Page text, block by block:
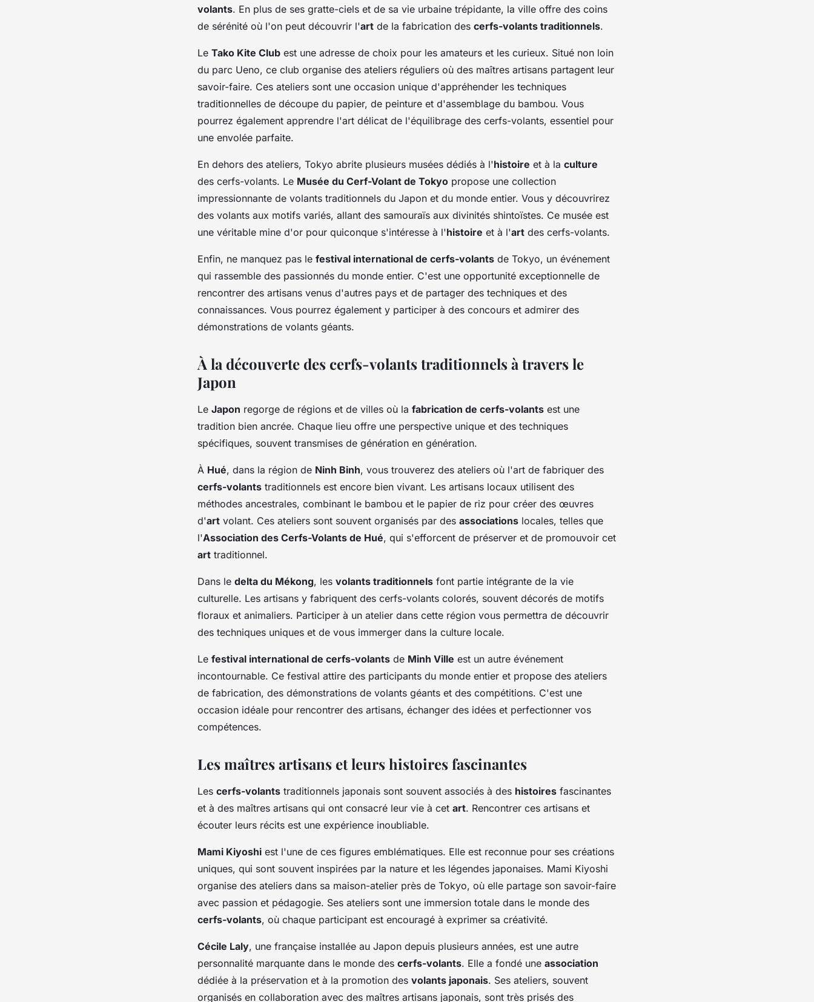
volants. En plus de ses gratte-ciels et de sa vie urbaine trépidante, la ville offre des coins
de sérénité où l'on peut découvrir l'art de la fabrication des cerfs-volants traditionnels.
Le Tako Kite Club est une adresse de choix pour les amateurs et les curieux. Situé non loin
du parc Ueno, ce club organise des ateliers réguliers où des maîtres artisans partagent leur
savoir-faire. Ces ateliers sont une occasion unique d'appréhender les techniques
traditionnelles de découpe du papier, de peinture et d'assemblage du bambou. Vous
pourrez également apprendre l'art délicat de l'équilibrage des cerfs-volants, essentiel pour
une envolée parfaite.
En dehors des ateliers, Tokyo abrite plusieurs musées dédiés à l'histoire et à la culture
des cerfs-volants. Le Musée du Cerf-Volant de Tokyo propose une collection
impressionnante de volants traditionnels du Japon et du monde entier. Vous y découvrirez
des volants aux motifs variés, allant des samouraïs aux divinités shintoïstes. Ce musée est
une véritable mine d'or pour quiconque s'intéresse à l'histoire et à l'art des cerfs-volants.
Enfin, ne manquez pas le festival international de cerfs-volants de Tokyo, un événement
qui rassemble des passionnés du monde entier. C'est une opportunité exceptionnelle de
rencontrer des artisans venus d'autres pays et de partager des techniques et des
connaissances. Vous pourrez également y participer à des concours et admirer des
démonstrations de volants géants.
À la découverte des cerfs-volants traditionnels à travers le
Japon
Le Japon regorge de régions et de villes où la fabrication de cerfs-volants est une
tradition bien ancrée. Chaque lieu offre une perspective unique et des techniques
spécifiques, souvent transmises de génération en génération.
À Hué, dans la région de Ninh Binh, vous trouverez des ateliers où l'art de fabriquer des
cerfs-volants traditionnels est encore bien vivant. Les artisans locaux utilisent des
méthodes ancestrales, combinant le bambou et le papier de riz pour créer des œuvres
d'art volant. Ces ateliers sont souvent organisés par des associations locales, telles que
l'Association des Cerfs-Volants de Hué, qui s'efforcent de préserver et de promouvoir cet
art traditionnel.
Dans le delta du Mékong, les volants traditionnels font partie intégrante de la vie
culturelle. Les artisans y fabriquent des cerfs-volants colorés, souvent décorés de motifs
floraux et animaliers. Participer à un atelier dans cette région vous permettra de découvrir
des techniques uniques et de vous immerger dans la culture locale.
Le festival international de cerfs-volants de Minh Ville est un autre événement
incontournable. Ce festival attire des participants du monde entier et propose des ateliers
de fabrication, des démonstrations de volants géants et des compétitions. C'est une
occasion idéale pour rencontrer des artisans, échanger des idées et perfectionner vos
compétences.
Les maîtres artisans et leurs histoires fascinantes
Les cerfs-volants traditionnels japonais sont souvent associés à des histoires fascinantes
et à des maîtres artisans qui ont consacré leur vie à cet art. Rencontrer ces artisans et
écouter leurs récits est une expérience inoubliable.
Mami Kiyoshi est l'une de ces figures emblématiques. Elle est reconnue pour ses créations
uniques, qui sont souvent inspirées par la nature et les légendes japonaises. Mami Kiyoshi
organise des ateliers dans sa maison-atelier près de Tokyo, où elle partage son savoir-faire
avec passion et pédagogie. Ses ateliers sont une immersion totale dans le monde des
cerfs-volants, où chaque participant est encouragé à exprimer sa créativité.
Cécile Laly, une française installée au Japon depuis plusieurs années, est une autre
personnalité marquante dans le monde des cerfs-volants. Elle a fondé une association
dédiée à la préservation et à la promotion des volants japonais. Ses ateliers, souvent
organisés en collaboration avec des maîtres artisans japonais, sont très prisés des